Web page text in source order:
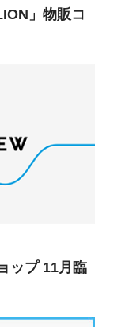
」物販コ
ップ 11月臨